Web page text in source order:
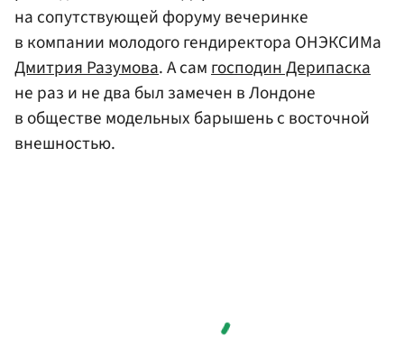
на сопутствующей форуму вечеринке
в компании молодого гендиректора ОНЭКСИМа
Дмитрия Разумова. А самгосподин Дерипаска
не раз и не два был замечен в Лондоне
в обществе модельных барышень с восточной
внешностью.